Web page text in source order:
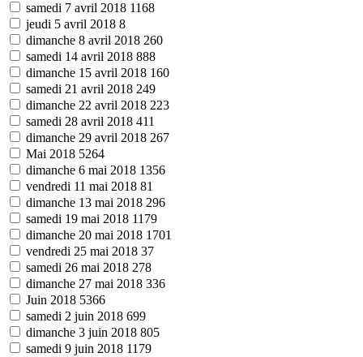
samedi 7 avril 2018 1168
jeudi 5 avril 2018 8
dimanche 8 avril 2018 260
samedi 14 avril 2018 888
dimanche 15 avril 2018 160
samedi 21 avril 2018 249
dimanche 22 avril 2018 223
samedi 28 avril 2018 411
dimanche 29 avril 2018 267
Mai 2018 5264
dimanche 6 mai 2018 1356
vendredi 11 mai 2018 81
dimanche 13 mai 2018 296
samedi 19 mai 2018 1179
dimanche 20 mai 2018 1701
vendredi 25 mai 2018 37
samedi 26 mai 2018 278
dimanche 27 mai 2018 336
Juin 2018 5366
samedi 2 juin 2018 699
dimanche 3 juin 2018 805
samedi 9 juin 2018 1179